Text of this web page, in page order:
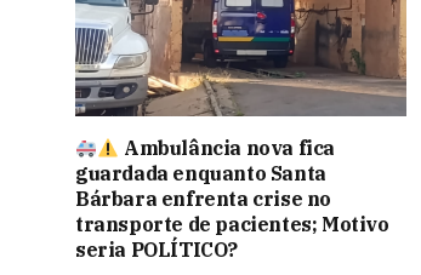
Ambulância nova fica
guardada enquanto Santa
Bárbara enfrenta crise no
transporte de pacientes; Motivo
seria POLÍTICO?